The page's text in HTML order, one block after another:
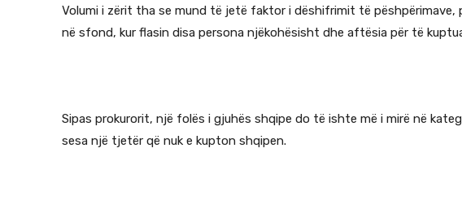
Volumi i zërit tha se mund të jetë faktor i dëshifrimit të
në sfond, kur flasin disa persona njëkohësisht dhe aftësia për të
Sipas prokurorit, një folës i gjuhës shqipe do të ishte më i mirë në
sesa një tjetër që nuk e kupton shqipen.